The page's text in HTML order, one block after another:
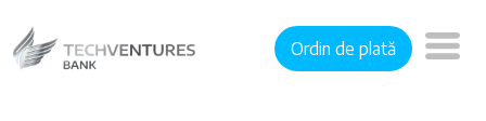
Ordin de plată